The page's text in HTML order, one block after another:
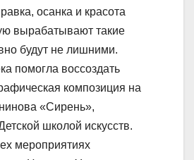
осанка и красота
вырабатывают такие
будут не лишними.
помогла воссоздать
композиция на
«Сирень»,
школой искусств.
мероприятиях